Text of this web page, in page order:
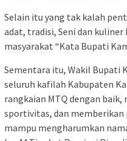
Selain itu yang tak kalah
adat, tradisi, Seni dan
masyarakat “Kata Bupati
Sementara itu, Wakil Bupati
seluruh kafilah Kabupaten
rangkaian MTQ dengan
sportivitas, dan
mampu mengharumkan